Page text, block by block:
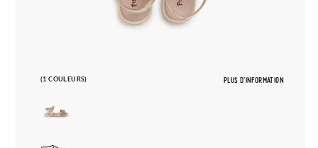
(1 COULEURS) PLUS D'INFORMATION